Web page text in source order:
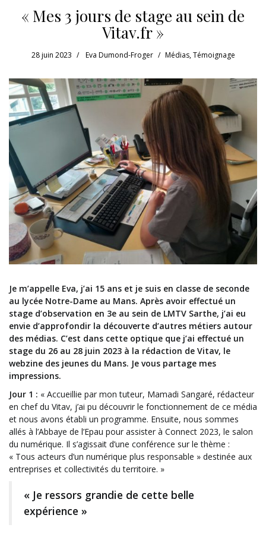
« Mes 3 jours de stage au sein de
Vitav.fr »
28 juin 2023 Eva Dumond-Froger Médias,Témoignage
Je m’appelle Eva, j’ai 15 ans et je suis en classe de seconde
au lycée Notre-Dame au Mans. Après avoir effectué un
stage d’observation en 3e au sein de LMTV Sarthe, j’ai eu
envie d’approfondir la découverte d’autres métiers autour
des médias. C’est dans cette optique que j’ai effectué un
stage du 26 au 28 juin 2023 à la rédaction de Vitav, le
webzine des jeunes du Mans. Je vous partage mes
impressions.
Jour 1 : « Accueillie par mon tuteur, Mamadi Sangaré, rédacteur
en chef du Vitav, j’ai pu découvrir le fonctionnement de ce média
et nous avons établi un programme. Ensuite, nous sommes
allés à l’Abbaye de l’Epau pour assister à Connect 2023, le salon
du numérique. Il s’agissait d’une conférence sur le thème :
« Tous acteurs d’un numérique plus responsable » destinée aux
entreprises et collectivités du territoire. »
« Je ressors grandie de cette belle
expérience »